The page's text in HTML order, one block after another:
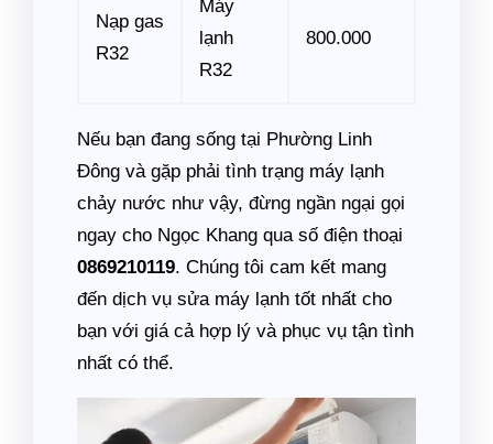
Nạp gas
R32
Máy
lạnh
R32
800.000
Nếu bạn đang sống tại Phường Linh
Đông và gặp phải tình trạng máy lạnh
chảy nước như vậy, đừng ngần ngại gọi
ngay cho Ngọc Khang qua số điện thoại
0869210119. Chúng tôi cam kết mang
đến dịch vụ sửa máy lạnh tốt nhất cho
bạn với giá cả hợp lý và phục vụ tận tình
nhất có thể.